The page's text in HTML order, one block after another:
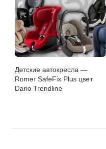
Детские автокресла —
Romer SafeFix Plus цвет
Dario Trendline